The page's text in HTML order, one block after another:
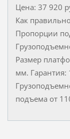
Цена: 37 920
Как
Пропорции
Размер
мм. Гарантия:
подъема от